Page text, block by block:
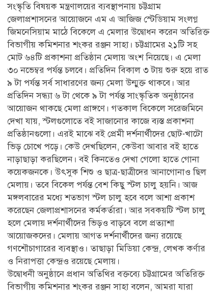
সংস্কৃতি বিষয়ক মন্ত্রণালয়ের ব্যবস্থাপনায় চট্টগ্রাম
জেলাপ্রশাসনের আয়োজনে এম এ আজিজ স্টেডিয়াম সংলগ্ন
জিমনেসিয়াম মাঠে বিকেলে এ মেলার উদ্বোধন করেন অতিরিক্ত
বিভাগীয় কমিশনার শংকর রঞ্জন সাহা। চট্টগ্রামের ২১টি সহ
মোট ৬৪টি প্রকাশনা প্রতিষ্ঠান মেলায় অংশ নিয়েছে। এ মেলা
৩০ নভেম্বর পর্যন্ত চলবে। প্রতিদিন বিকাল ৩ টায় শুরু হয়ে রাত
৯ টা পর্যন্ত সর্ব সাধারণের জন্য মেলা উন্মুক্ত থাকবে। আর
প্রতিদিন সন্ধ্যা ৬ টা থেকে ৯ টা পর্যন্ত সাংস্কৃতিক অনুষ্ঠানের
আয়োজন থাকছে মেলা প্রাঙ্গণে। গতকাল বিকেলে সরেজমিনে
দেখা যায়, স্টলগুলোতে বই সাজানোর কাজে ব্যস্ত প্রকাশনা
প্রতিষ্ঠানগুলো। এরই মাঝে বই প্রেমী দর্শনার্থীদের ছোট-খাটো
ভিড় চোখে পড়ে। কেউ দেখছিলেন, কেউবা আবার বই হাতে
নাড়াছাড়া করছিলেন। বই কিনতেও দেখা গেলো হাতে গোনা
কয়েকজনকে। উৎসুক শিশু ও ছাত্র-ছাত্রীদের আনাগোনাও ছিল
মেলায়। তবে বিকেল পর্যন্ত বেশ কিছু স্টল চালু হয়নি। আজ
মঙ্গলবারের মধ্যে শতভাগ স্টল চালু হবে বলে আশা প্রকাশ
করেছেন জেলাপ্রশাসনের কর্মকর্তারা। আর সবকয়টি স্টল চালু
হলে মেলায় দর্শনার্থীদের ভিড়ও বাড়বে বলে প্রত্যাশা
আয়োজকদের। মেলায় আগত দর্শনার্থীদের জন্য রয়েছে
গণশৌচাগারের ব্যবস্থাও। তাছাড়া মিডিয়া কেন্দ্র, লেখক কর্ণার
ও নিরাপত্তা কেন্দ্রও রয়েছে মেলায়।
উদ্বোধনী অনুষ্ঠানে প্রধান অতিথির বক্তব্যে চট্টগ্রামের অতিরিক্ত
বিভাগীয় কমিশনার শংকর রঞ্জন সাহা বলেন, আমরা যারা